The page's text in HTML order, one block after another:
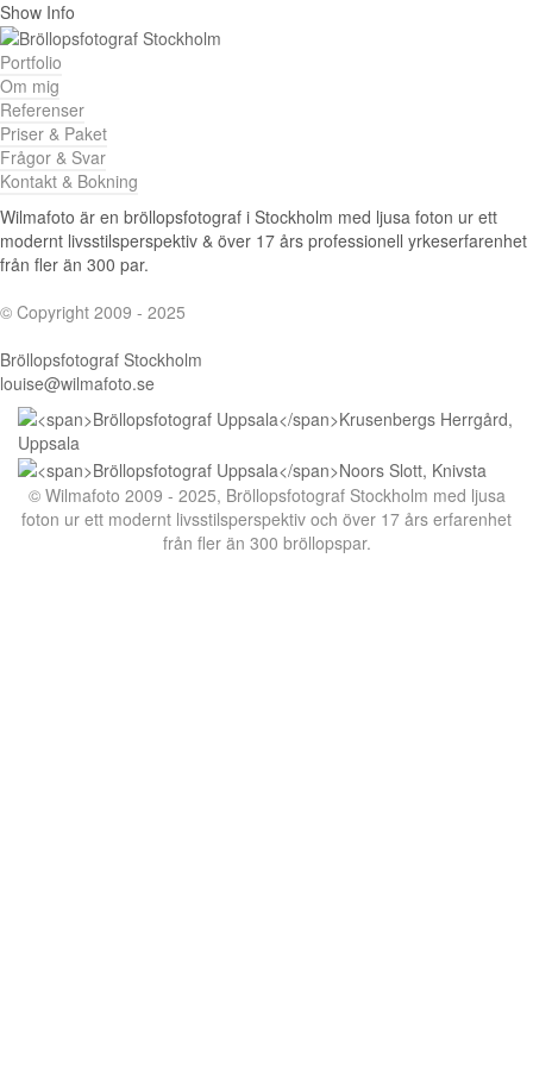
Show Info
Portfolio
Om mig
Referenser
Priser & Paket
Frågor & Svar
Kontakt & Bokning
Wilmafoto är en bröllopsfotograf i Stockholm med ljusa foton ur ett
modernt livsstilsperspektiv & över 17 års professionell yrkeserfarenhet
från fler än 300 par.
© Copyright 2009 - 2025
Bröllopsfotograf Stockholm
louise@wilmafoto.se
© Wilmafoto 2009 - 2025, Bröllopsfotograf Stockholm med ljusa
foton ur ett modernt livsstilsperspektiv och över 17 års erfarenhet
från fler än 300 bröllopspar.